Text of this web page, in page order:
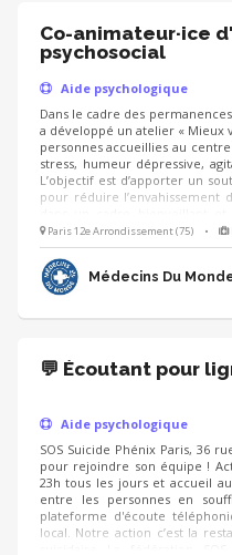
Co-animateur·ice
psychosocial
Aide psychologique
Dans le cadre des
a développé un atelier « Mieux
personnes accueillies au
stress, humeur dépressive,
L’objectif est d’apporter un
pour réduire
individuel ou constituer
psychologique au sein du
Paris 12e Arrondissement (75) •
Médecins Du
💬 Écoutant pour
Aide psychologique
SOS Suicide Phénix Paris, 36
pour rejoindre son équipe !
23h tous les jours et accueil
entre les personnes en
plateforme d'écoute
local. Notre action c’est la